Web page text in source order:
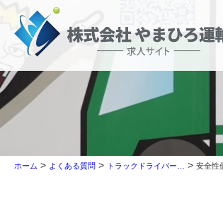
ホーム > よくある質問 > >